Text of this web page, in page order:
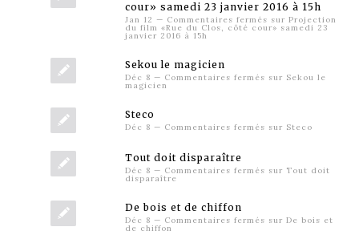
cour» samedi 23 janvier 2016 à 15h
Jan 12 — Commentaires fermés sur Projection
du film «Rue du Clos, côté cour» samedi 23
janvier 2016 à 15h
Sekou le magicien
Déc 8 — Commentaires fermés sur Sekou le
magicien
Steco
Déc 8 — Commentaires fermés sur Steco
Tout doit disparaître
Déc 8 — Commentaires fermés sur Tout doit
disparaître
De bois et de chiffon
Déc 8 — Commentaires fermés sur De bois et
de chiffon